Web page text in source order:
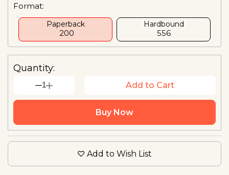
Format:
Paperback
₹ 200
Hardbound
₹556
Quantity:
1 Add to Cart
Buy Now
Add to Wish List